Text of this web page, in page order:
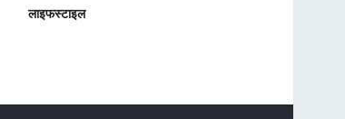
लाइफस्टाइल